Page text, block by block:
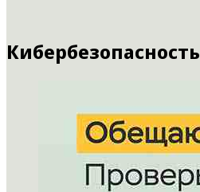
Кибербезопасность